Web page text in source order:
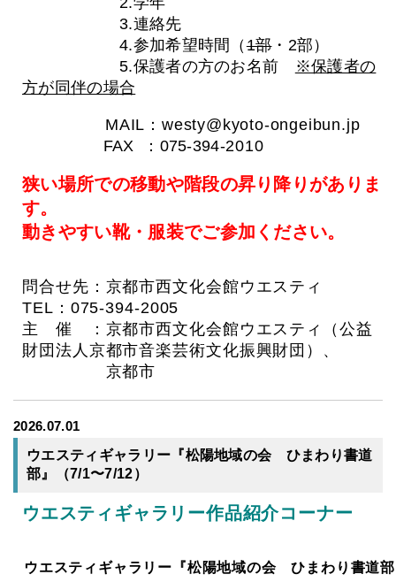
3.連絡先
4.参加希望時間（1部・2部）
5.保護者の方のお名前
※保護者の
方が同伴の場合
MAIL：westy@kyoto-ongeibun.jp
FAX ：075-394-2010
狭い場所での移動や階段の昇り降りがありま
す。
動きやすい靴・服装でご参加ください。
問合せ先：京都市西文化会館ウエスティ
TEL：075-394-2005
主 催 ：京都市西文化会館ウエスティ（公益
財団法人京都市音楽芸術文化振興財団）、
京都市
2026.07.01
ウエスティギャラリー『松陽地域の会 ひまわり書道
部』（7/1〜7/12）
ウエスティギャラリー作品紹介コーナー
ウエスティギャラリー『松陽地域の会 ひまわり書道部